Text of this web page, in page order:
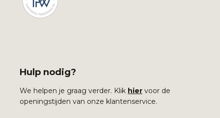
Hulp nodig?
We helpen je graag verder. Klik hier voor de
openingstijden van onze klantenservice.